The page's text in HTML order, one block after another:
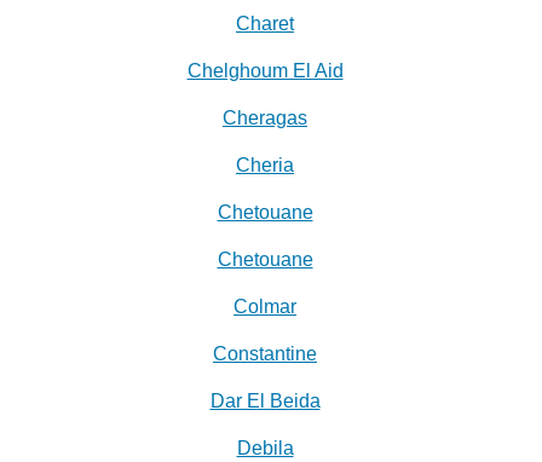
Charet
Chelghoum El Aid
Cheragas
Cheria
Chetouane
Chetouane
Colmar
Constantine
Dar El Beida
Debila